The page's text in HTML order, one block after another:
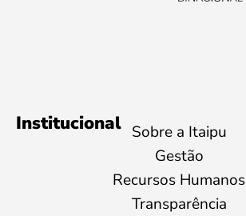
Institucional Sobre a Itaipu
Gestão
Recursos Humanos
Transparência